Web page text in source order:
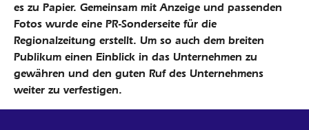
es zu Papier. Gemeinsam mit Anzeige und passenden
Fotos wurde eine PR-Sonderseite für die
Regionalzeitung erstellt. Um so auch dem breiten
Publikum einen Einblick in das Unternehmen zu
gewähren und den guten Ruf des Unternehmens
weiter zu verfestigen.